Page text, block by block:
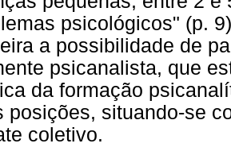
psicológicos" (p.
a possibilidade de
psicanalista, que
da formação
posições, situando-se
coletivo.